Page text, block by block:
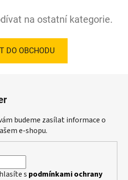
na ostatní kategorie.
DO OBCHODU
budeme zasílat informace o
e-shopu.
s podmínkami ochrany